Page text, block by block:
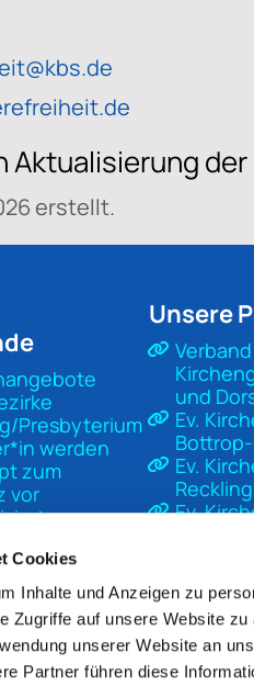
Cookies
Inhalte und Anzeigen zu
Zugriffe auf unsere Website
unserer Website an
Partner führen diese
der
erstellt.
Presbyterium
werden
zum
vor
Unsere
und
Ev.
Ev.
Ev.
Unsere
Mach